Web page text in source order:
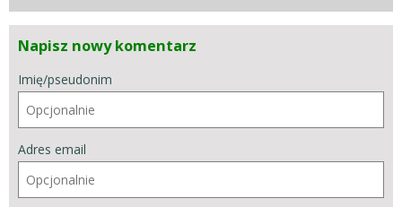
Napisz nowy komentarz
Imię/pseudonim
Adres email